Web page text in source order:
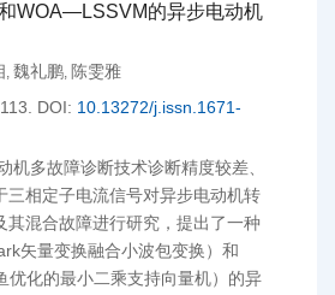
WOA—LSSVM的异步电动机
, 魏礼鹏, 陈雯雅
DOI: 10.13272/j.issn.1671-
机多故障诊断技术诊断精度较差、
三相定子电流信号对异步电动机转
其混合故障进行研究，提出了一种
矢量变换融合小波包变换）和
优化的最小二乘支持向量机）的异